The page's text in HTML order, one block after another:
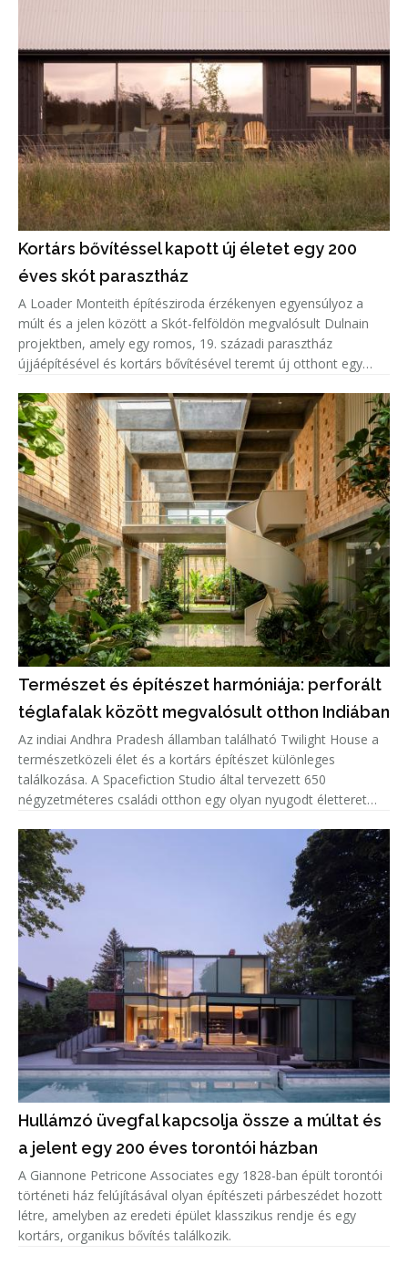
Kortárs bővítéssel kapott új életet egy 200
éves skót parasztház
A Loader Monteith építésziroda érzékenyen egyensúlyoz a
múlt és a jelen között a Skót-felföldön megvalósult Dulnain
projektben, amely egy romos, 19. századi parasztház
újjáépítésével és kortárs bővítésével teremt új otthont egy
Természet és építészet harmóniája: perforált
téglafalak között megvalósult otthon Indiában
Az indiai Andhra Pradesh államban található Twilight House a
természetközeli élet és a kortárs építészet különleges
találkozása. A Spacefiction Studio által tervezett 650
négyzetméteres családi otthon egy olyan nyugodt életteret
természe
Hullámzó üvegfal kapcsolja össze a múltat és
a jelent egy 200 éves torontói házban
A Giannone Petricone Associates egy 1828-ban épült torontói
történeti ház felújításával olyan építészeti párbeszédet hozott
létre, amelyben az eredeti épület klasszikus rendje és egy
kortárs, organikus bővítés találkozik.